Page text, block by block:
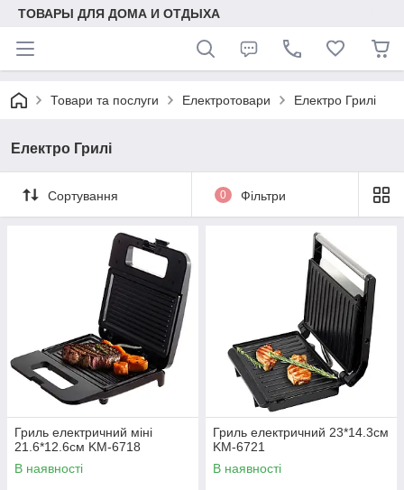
ТОВАРЫ ДЛЯ ДОМА И ОТДЫХА
Товари та послуги Електротовари Електро Грилі
Електро Грилі
Сортування 0 Фільтри
Гриль електричний міні
21.6*12.6см KM-6718
В наявності
Гриль електричний 23*14.3см
KM-6721
В наявності